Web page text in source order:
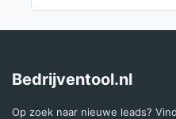
Bedrijventool.nl
Op zoek naar nieuwe leads?